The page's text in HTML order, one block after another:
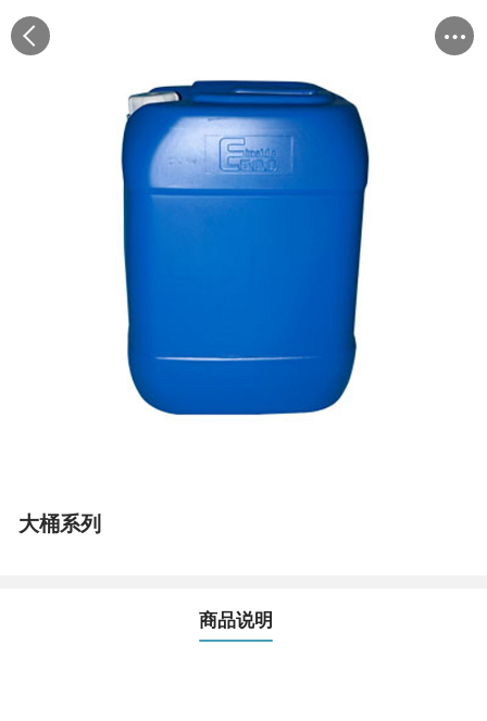
大桶系列
商品说明